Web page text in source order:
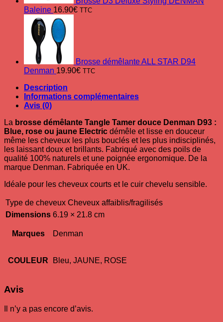
Baleine 16.90€ TTC
Brosse démêlante ALL STAR D94
Denman 19.90€ TTC
Description
Informations complémentaires
Avis (0)
La brosse démêlante Tangle Tamer douce Denman D93 :
Blue, rose ou jaune Electric démêle et lisse en douceur
même les cheveux les plus bouclés et les plus indisciplinés,
les laissant doux et brillants. Fabriqué avec des poils de
qualité 100% naturels et une poignée ergonomique. De la
marque Denman. Fabriquée en UK.
Idéale pour les cheveux courts et le cuir chevelu sensible.
Type de cheveux Cheveux affaiblis/fragilisés
Dimensions 6.19 × 21.8 cm
Marques Denman
COULEUR Bleu, JAUNE, ROSE
Avis
Il n’y a pas encore d’avis.